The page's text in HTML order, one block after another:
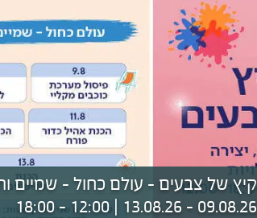
קיץ של צבעים - עולם כחול - שמיים
09.08.26 - 13.08.26 | 12:00 - 18:00